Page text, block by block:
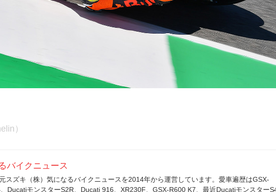
）
バイクニュース
スズキ（株）気になるバイクニュースを2014年から運営しています。愛車遍歴はGSX-
DucatiモンスターS2R、Ducati 916、XR230F、GSX-R600 K7、最近Ducatiモンスター